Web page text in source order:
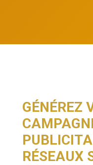
GÉNÉREZ
RÉSEAUX